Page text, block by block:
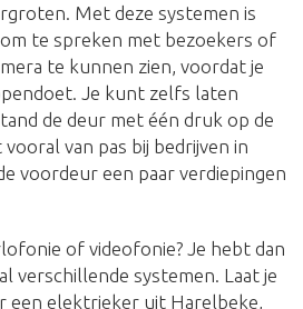
Met deze systemen is
te spreken met bezoekers of
te kunnen zien, voordat je
Je kunt zelfs laten
de deur met één druk op de
van pas bij bedrijven in
voordeur een paar verdiepingen
of videofonie? Je hebt dan
verschillende systemen. Laat je
een elektrieker uit Harelbeke,